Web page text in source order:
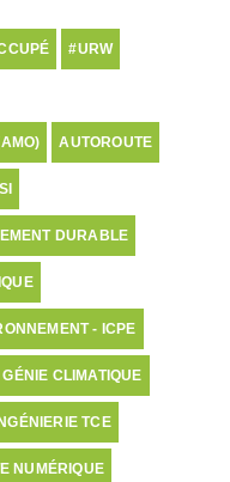
#URW
AUTOROUTE
DURABLE
- ICPE
GÉNIE CLIMATIQUE
TCE
NUMÉRIQUE